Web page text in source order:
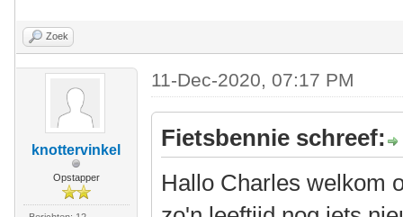
Zoek
knottervinkel
Opstapper
11-Dec-2020, 07:17 PM
Fietsbennie schreef:
Hallo Charles welkom